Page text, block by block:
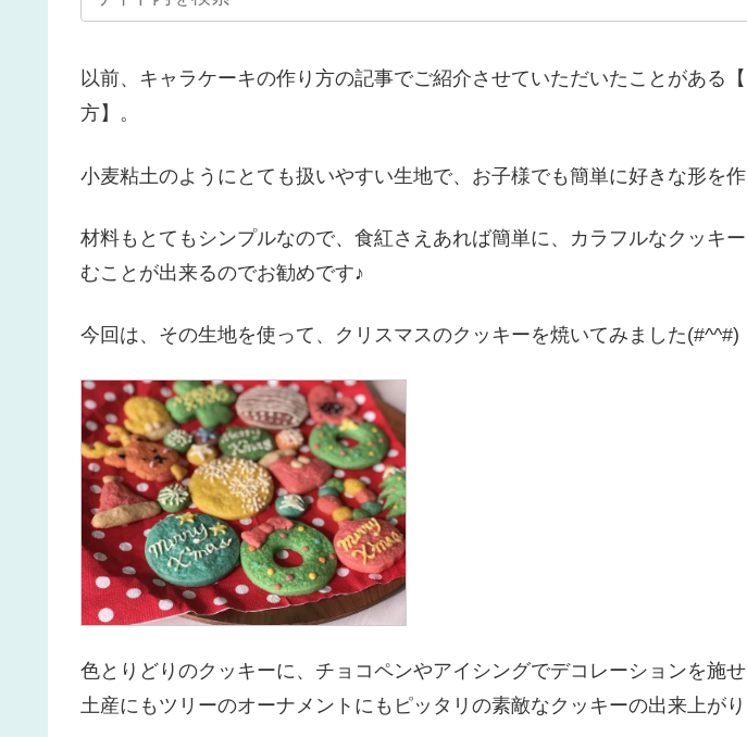
以前、キャラケーキの作り方の記事でご紹介させていただいたことがある
方】。
小麦粘土のようにとても扱いやすい生地で、お子様でも簡単に好きな形を作
材料もとてもシンプルなので、食紅さえあれば簡単に、カラフルなクッキ
むことが出来るのでお勧めです♪
今回は、その生地を使って、クリスマスのクッキーを焼いてみました(#^^#)
色とりどりのクッキーに、チョコペンやアイシングでデコレーションを施
土産にもツリーのオーナメントにもピッタリの素敵なクッキーの出来上が